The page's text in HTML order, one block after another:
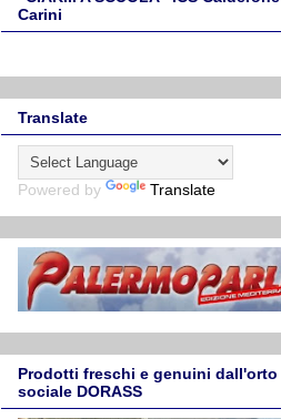
Carini
Translate
Powered by Translate
Prodotti freschi e genuini dall'orto
sociale DORASS